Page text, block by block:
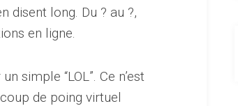
disent long. Du ? au ?,
en ligne.
simple “LOL”. Ce n’est
de poing virtuel